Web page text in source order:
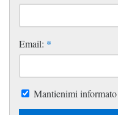
Email: *
Mantienimi